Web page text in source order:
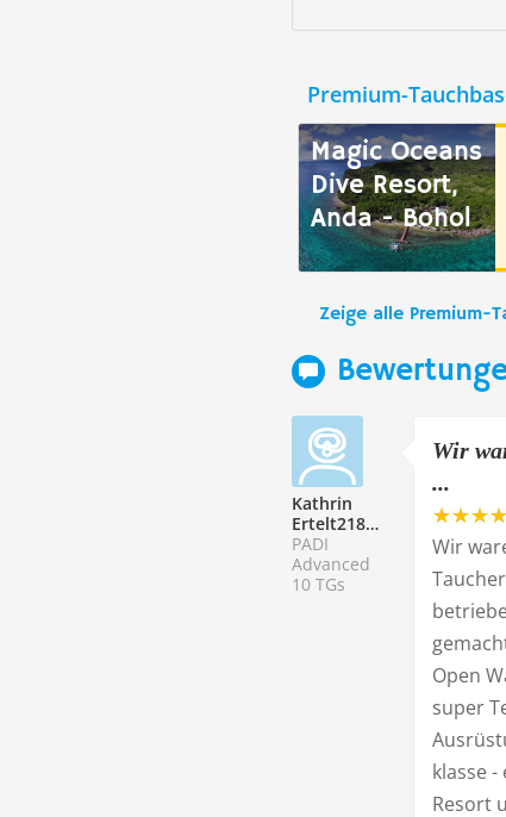
Premium-
Magic Oceans
Dive Resort,
Anda - Bohol
Zeige alle Premium-
Kathrin
Ertelt218808
PADI
Advanced
10 TGs
Wir
...
Wir
Open
super
klasse
Resort